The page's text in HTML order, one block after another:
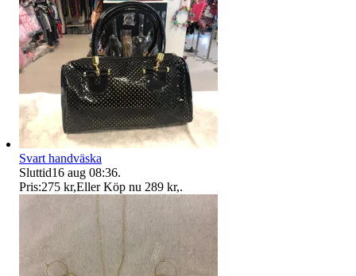
Svart handväska
Sluttid16 aug 08:36.
Pris:275 kr,Eller Köp nu 289 kr,.